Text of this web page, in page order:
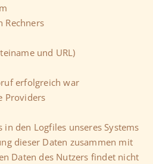
Rechners
und URL)
erfolgreich war
Providers
den Logfiles unseres Systems
dieser Daten zusammen mit
Daten des Nutzers findet nicht